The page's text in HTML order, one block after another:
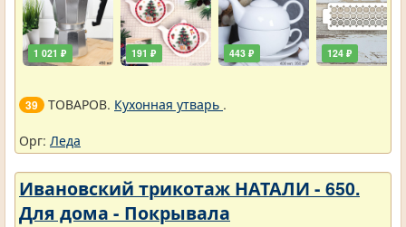
1 021 ₽ 191 ₽ 443 ₽ 124 ₽
39 ТОВАРОВ. Кухонная утварь .
Орг: Леда
Ивановский трикотаж НАТАЛИ - 650.
Для дома - Покрывала